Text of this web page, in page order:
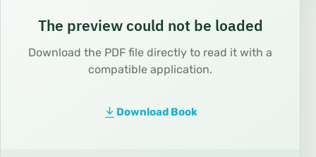
The preview could not be loaded
Download the PDF file directly to read it with a
compatible application.
Download Book